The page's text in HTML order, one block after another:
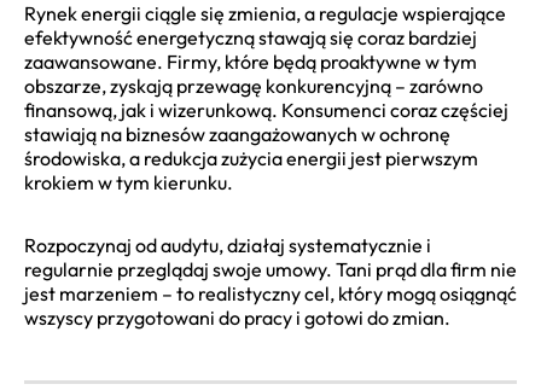
Rynek energii ciągle się zmienia, a regulacje wspierające
efektywność energetyczną stawają się coraz bardziej
zaawansowane. Firmy, które będą proaktywne w tym
obszarze, zyskają przewagę konkurencyjną – zarówno
finansową, jak i wizerunkową. Konsumenci coraz częściej
stawiają na biznesów zaangażowanych w ochronę
środowiska, a redukcja zużycia energii jest pierwszym
krokiem w tym kierunku.
Rozpoczynaj od audytu, działaj systematycznie i
regularnie przeglądaj swoje umowy. Tani prąd dla firm nie
jest marzeniem – to realistyczny cel, który mogą osiągnąć
wszyscy przygotowani do pracy i gotowi do zmian.